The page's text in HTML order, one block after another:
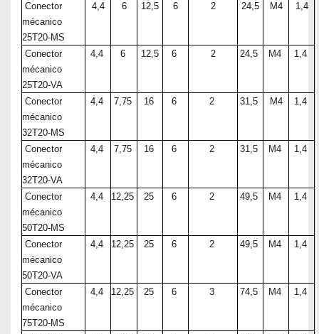
Conector
mécanico
25T20-MS
4,4 6 12,5 6 2 24,5 M4 1,4
Conector
mécanico
25T20-VA
4,4 6 12,5 6 2 24,5 M4 1,4
Conector
mécanico
32T20-MS
4,4 7,75 16 6 2 31,5 M4 1,4
Conector
mécanico
32T20-VA
4,4 7,75 16 6 2 31,5 M4 1,4
Conector
mécanico
50T20-MS
4,4 12,25 25 6 2 49,5 M4 1,4
Conector
mécanico
50T20-VA
4,4 12,25 25 6 2 49,5 M4 1,4
Conector
mécanico
75T20-MS
4,4 12,25 25 6 3 74,5 M4 1,4